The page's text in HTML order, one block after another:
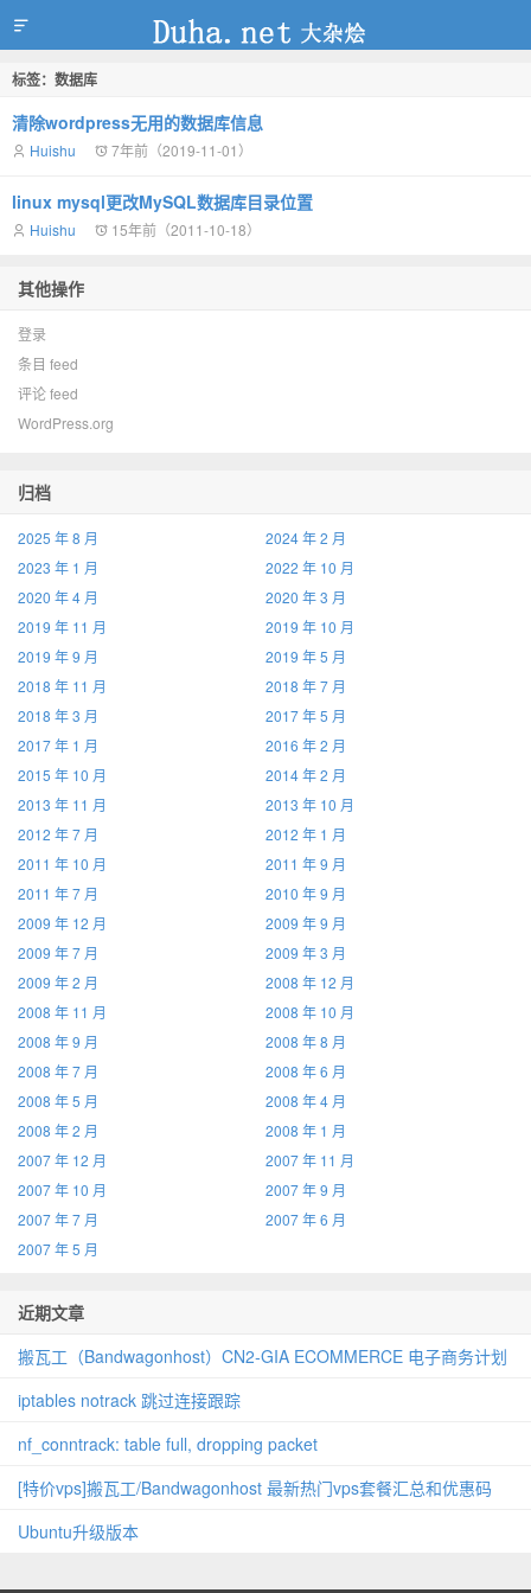
duha.net
标签：数据库
清除wordpress无用的数据库信息
Huishu 7年前（2019-11-01）
linux mysql更改MySQL数据库目录位置
Huishu 15年前（2011-10-18）
其他操作
登录
条目 feed
评论 feed
WordPress.org
归档
2025 年 8 月
2024 年 2 月
2023 年 1 月
2022 年 10 月
2020 年 4 月
2020 年 3 月
2019 年 11 月
2019 年 10 月
2019 年 9 月
2019 年 5 月
2018 年 11 月
2018 年 7 月
2018 年 3 月
2017 年 5 月
2017 年 1 月
2016 年 2 月
2015 年 10 月
2014 年 2 月
2013 年 11 月
2013 年 10 月
2012 年 7 月
2012 年 1 月
2011 年 10 月
2011 年 9 月
2011 年 7 月
2010 年 9 月
2009 年 12 月
2009 年 9 月
2009 年 7 月
2009 年 3 月
2009 年 2 月
2008 年 12 月
2008 年 11 月
2008 年 10 月
2008 年 9 月
2008 年 8 月
2008 年 7 月
2008 年 6 月
2008 年 5 月
2008 年 4 月
2008 年 2 月
2008 年 1 月
2007 年 12 月
2007 年 11 月
2007 年 10 月
2007 年 9 月
2007 年 7 月
2007 年 6 月
2007 年 5 月
近期文章
搬瓦工（Bandwagonhost）CN2‑GIA ECOMMERCE 电子商务计划
iptables notrack 跳过连接跟踪
nf_conntrack: table full, dropping packet
[特价vps]搬瓦工/Bandwagonhost 最新热门vps套餐汇总和优惠码
Ubuntu升级版本